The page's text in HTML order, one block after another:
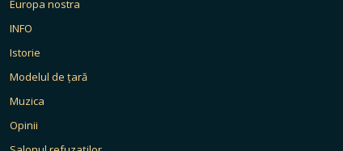
Europa nostra
INFO
Istorie
Modelul de țară
Muzica
Opinii